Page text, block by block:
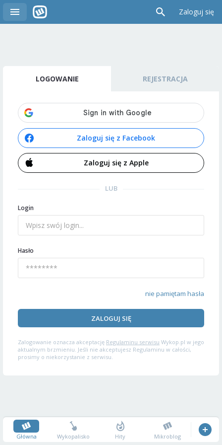
Zaloguj się
LOGOWANIE REJESTRACJA
Zaloguj się z Facebook
Zaloguj się z Apple
LUB
Login
Hasło
nie pamiętam hasła
ZALOGUJ SIĘ
Zalogowanie oznacza akceptację Regulaminu serwisu Wykop.pl w jego
aktualnym brzmieniu. Jeśli nie akceptujesz Regulaminu w całości,
prosimy o niekorzystanie z serwisu.
Główna Wykopalisko Hity Mikroblog